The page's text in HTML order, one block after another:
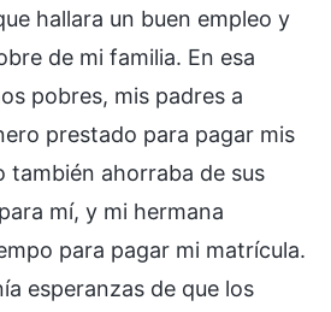
hallara un buen empleo y
de mi familia. En esa
pobres, mis padres a
prestado para pagar mis
también ahorraba de sus
mí, y mi hermana
para pagar mi matrícula.
esperanzas de que los